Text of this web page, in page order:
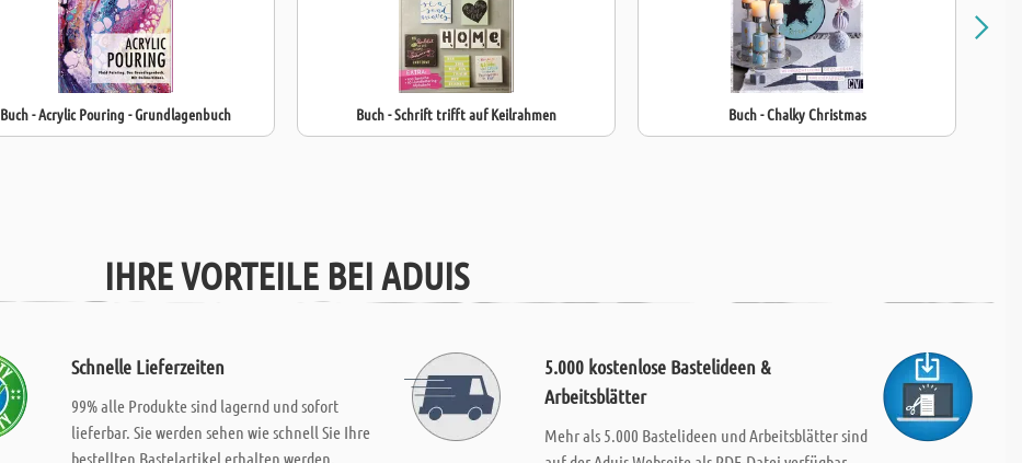
Buch - Acrylic Pouring - Grundlagenbuch Buch - Schrift trifft auf Keilrahmen Buch - Chalky Christmas
IHRE VORTEILE BEI ADUIS
Schnelle Lieferzeiten
99% alle Produkte sind lagernd und sofort
lieferbar. Sie werden sehen wie schnell Sie Ihre
bestellten Bastelartikel erhalten werden.
5.000 kostenlose Bastelideen &
Arbeitsblätter
Mehr als 5.000 Bastelideen und Arbeitsblätter sind